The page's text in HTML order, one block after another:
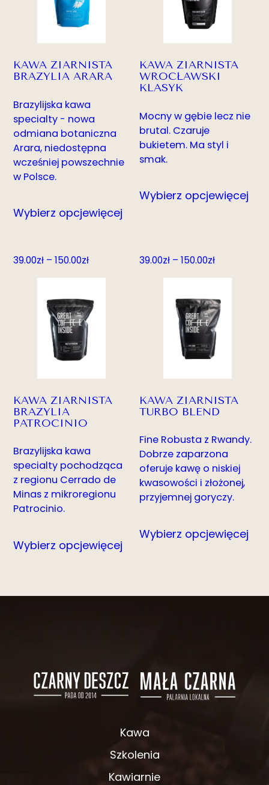
KAWA ZIARNISTA
BRAZYLIA ARARA
Brazylijska kawa
specialty - nowa
odmiana botaniczna
Arara, niedostępna
wcześniej powszechnie
w Polsce.
Wybierz opcjewięcej
KAWA ZIARNISTA
WROCŁAWSKI
KLASYK
Mocny w gębie lecz nie
brutal. Czaruje
bukietem. Ma styl i
smak.
Wybierz opcjewięcej
39.00zł – 150.00złZakres
39.00zł
do
KAWA ZIARNISTA
BRAZYLIA
PATROCINIO
Brazylijska kawa
specialty pochodząca
z regionu Cerrado de
Minas z mikroregionu
Patrocinio.
Wybierz opcjewięcej
39.00zł – 150.00złZakres
39.00zł
do
150.00zł
KAWA ZIARNISTA
TURBO BLEND
Fine Robusta z Rwandy.
Dobrze zaparzona
oferuje kawę o niskiej
kwasowości i złożonej,
przyjemnej goryczy.
Wybierz opcjewięcej
Kawa
Szkolenia
Kawiarnie